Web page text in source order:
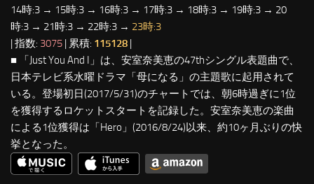
14時:3 → 15時:3 → 16時:3 → 17時:3 → 18時:3 → 19時:3 → 20
時:3 → 21時:3 → 22時:3 → 23時:3
| 指数: 3075 | 累積: 115128 |
■ 「Just You And I」は、安室奈美恵の47thシングル表題曲で、
日本テレビ系水曜ドラマ「母になる」の主題歌に起用されて
いる。登場初日(2017/5/31)のチャートでは、朝6時過ぎに1位
を獲得するロケットスタートを記録した。安室奈美恵の楽曲
による1位獲得は「Hero」(2016/8/24)以来、約10ヶ月ぶりの快
挙となった。